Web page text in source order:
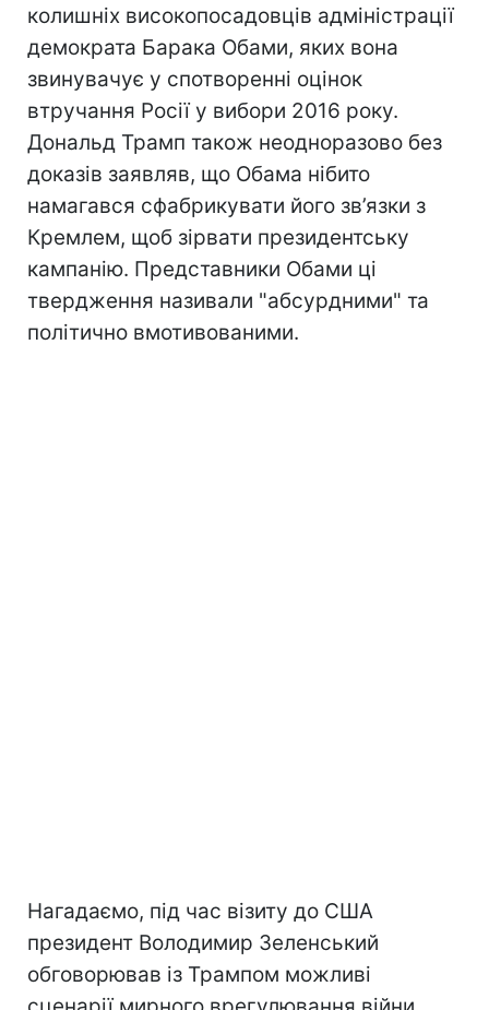
колишніх високопосадовців адміністрації
демократа Барака Обами, яких вона
звинувачує у спотворенні оцінок
втручання Росії у вибори 2016 року.
Дональд Трамп також неодноразово без
доказів заявляв, що Обама нібито
намагався сфабрикувати його зв’язки з
Кремлем, щоб зірвати президентську
кампанію. Представники Обами ці
твердження називали "абсурдними" та
політично вмотивованими.
Нагадаємо, під час візиту до США
президент Володимир Зеленський
обговорював із Трампом можливі